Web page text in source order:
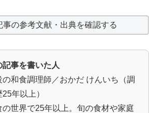
事の参考文献・出典を確認する
記事を書いた人
の和食調理師／おかだ けんいち（調
年以上）
の世界で25年以上。旬の食材や家庭